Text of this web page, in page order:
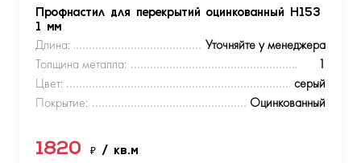
Профнастил для перекрытий оцинкованный Н153
1 мм
Длина:
Уточняйте у менеджера
Толщина металла:
1
Цвет:
серый
Покрытие:
Оцинкованный
1820 ₽ / кв.м